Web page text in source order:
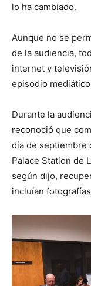
lo ha cambiado.
Aunque no se
de la audiencia,
internet y
episodio
Durante la
reconoció que
día de septiembre
Palace Station de
según dijo,
incluían